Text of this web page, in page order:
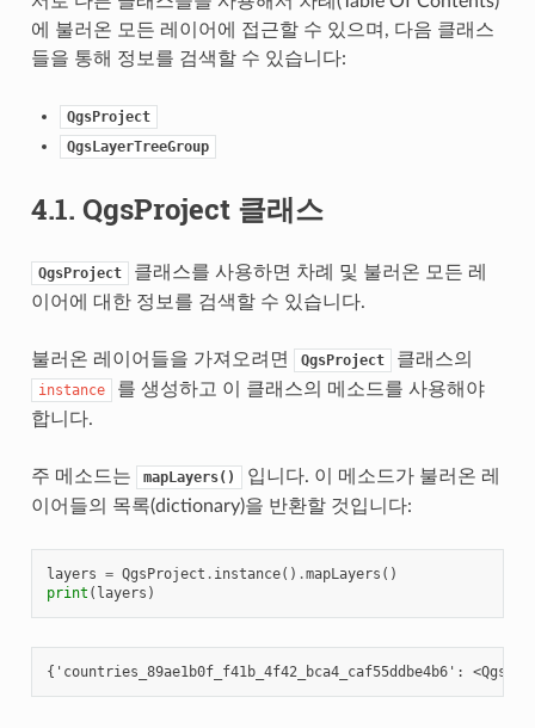
에 불러온 모든 레이어에 접근할 수 있으며, 다음 클래스
들을 통해 정보를 검색할 수 있습니다:
QgsProject
QgsLayerTreeGroup
4.1. QgsProject 클래스
QgsProject
클래스를 사용하면 차례 및 불러온 모든 레
이어에 대한 정보를 검색할 수 있습니다.
불러온 레이어들을 가져오려면 QgsProject 클래스의
instance
를 생성하고 이 클래스의 메소드를 사용해야
합니다.
주 메소드는 mapLayers()
입니다. 이 메소드가 불러온 레
이어들의 목록(dictionary)을 반환할 것입니다:
layers = QgsProject . instance() .mapLayers ()
print ( layers )